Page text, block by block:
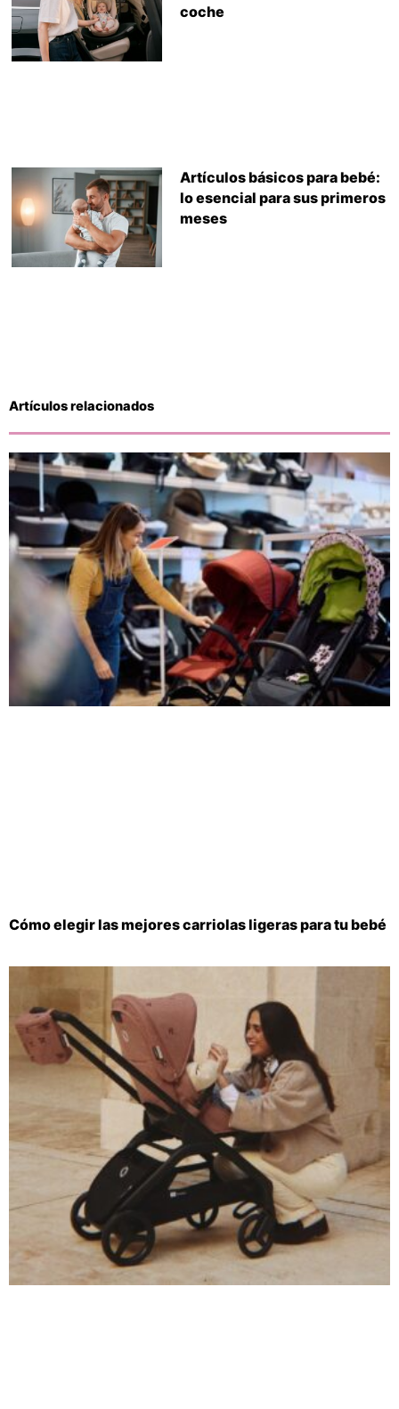
coche
Artículos básicos para bebé:
lo esencial para sus primeros
meses
Artículos relacionados
Cómo elegir las mejores carriolas ligeras para tu bebé